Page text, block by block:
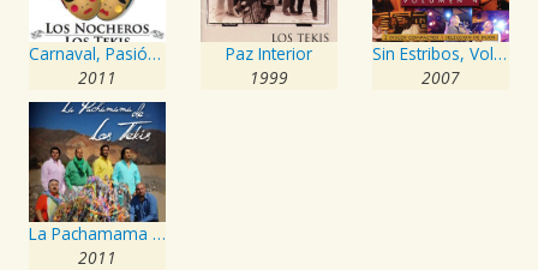
Carnaval, Pasión del Norte
2011
Paz Interior
1999
Sin Estribos, Vol. 4
2007
La Pachamama de los Tekis
2011